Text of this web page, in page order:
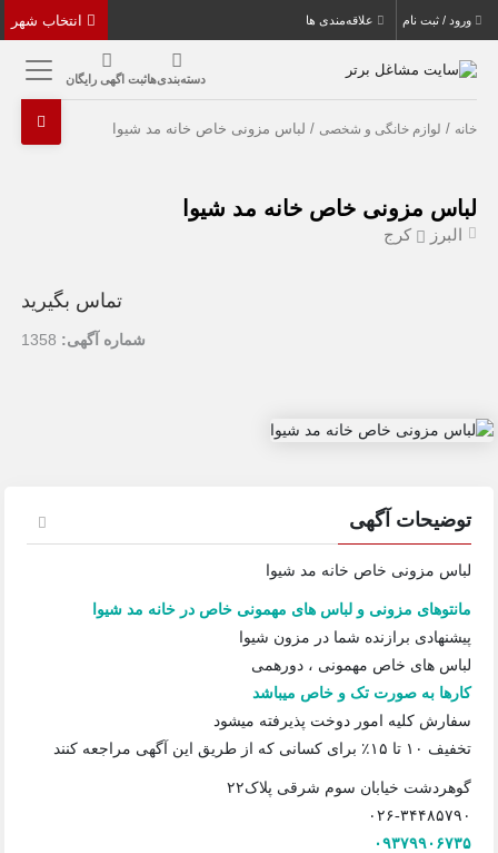
ورود / ثبت نام علاقه‌مندی ها
دسته‌بندی‌هاثبت اگهی رایگان
خانه / لوازم خانگی و شخصی / لباس مزونی خاص خانه مد شیوا
لباس مزونی خاص خانه مد شیوا
البرز کرج
تماس بگیرید
شماره آگهی: 1358
توضیحات آگهی
لباس مزونی خاص خانه مد شیوا
مانتوهای مزونی و لباس های مهمونی خاص در خانه مد شیوا
پیشنهادی برازنده شما در مزون شیوا
لباس های خاص مهمونی ، دورهمی
کارها به صورت تک و خاص میباشد
سفارش کلیه امور دوخت پذیرفته میشود
تخفیف ۱۰ تا ۱۵٪ برای کسانی که از طریق این آگهی مراجعه کنند
گوهردشت خیابان سوم شرقی پلاک۲۲
۰۲۶-۳۴۴۸۵۷۹۰
۰۹۳۷۹۹۰۶۷۳۵